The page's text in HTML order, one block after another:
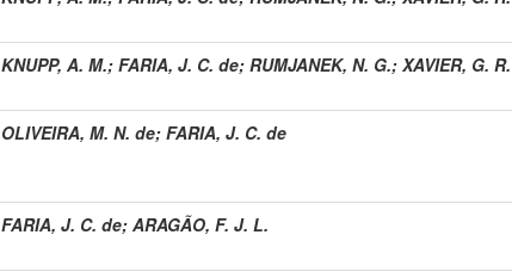
KNUPP, A. M.; FARIA, J. C. de; RUMJANEK, N. G.; XAVIER, G. R.
OLIVEIRA, M. N. de; FARIA, J. C. de
FARIA, J. C. de; ARAGÃO, F. J. L.